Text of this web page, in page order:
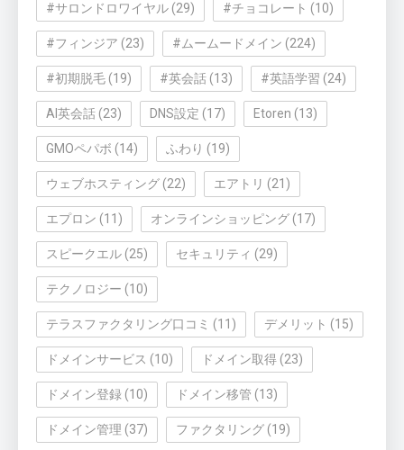
#サロンドロワイヤル (29) #チョコレート (10)
#フィンジア (23) #ムームードメイン (224)
#初期脱毛 (19) #英会話 (13) #英語学習 (24)
AI英会話 (23) DNS設定 (17) Etoren (13)
GMOペパボ (14) ふわり (19)
ウェブホスティング (22) エアトリ (21)
エプロン (11) オンラインショッピング (17)
スピークエル (25) セキュリティ (29)
テクノロジー (10)
テラスファクタリング口コミ (11) デメリット (15)
ドメインサービス (10) ドメイン取得 (23)
ドメイン登録 (10) ドメイン移管 (13)
ドメイン管理 (37) ファクタリング (19)